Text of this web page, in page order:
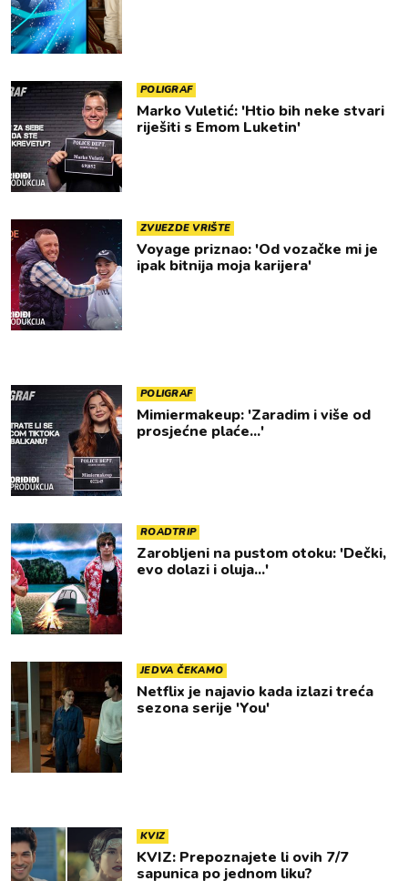
POLIGRAF
Marko Vuletić: 'Htio bih neke stvari
riješiti s Emom Luketin'
ZVIJEZDE VRIŠTE
Voyage priznao: 'Od vozačke mi je
ipak bitnija moja karijera'
POLIGRAF
Mimiermakeup: 'Zaradim i više od
prosjećne plaće...'
ROADTRIP
Zarobljeni na pustom otoku: 'Dečki,
evo dolazi i oluja...'
JEDVA ČEKAMO
Netflix je najavio kada izlazi treća
sezona serije 'You'
KVIZ
KVIZ: Prepoznajete li ovih 7/7
sapunica po jednom liku?